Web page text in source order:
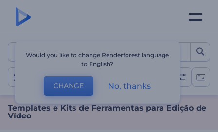
Templates e Kits de
Edição de Vídeo
Templates e Kits de Ferramentas para Edição de
Vídeo
Would you like to change Renderforest language
to English?
CHANGE No, thanks